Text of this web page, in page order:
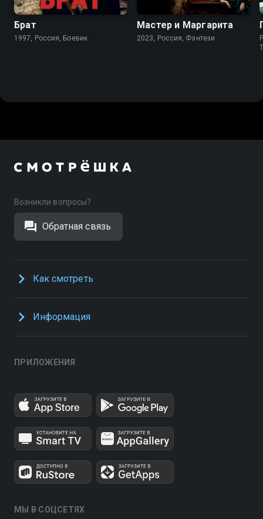
Брат
1997, Россия, Боевик
Мастер и Маргарита
2023, Россия, Фэнтези
Возникли вопросы?
Обратная связь
Как смотреть
Информация
ПРИЛОЖЕНИЯ
МЫ В СОЦСЕТЯХ